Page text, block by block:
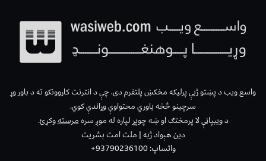
واسع ویب د پښتو ژبې پرلیکه مخکښ پلتفرم دی، چې د انترنت کاروونکو ته د باور وړ
سرچینو څخه باوري محتواوې وړاندې کوي.
د ویبپاڼې لا پرمختګ او ښه چوپړ لپاره له موږ سرهمرستهوکړئ.
دین هېواد ژبه | ملت امت بشریت
واتساپ: 93790236100+